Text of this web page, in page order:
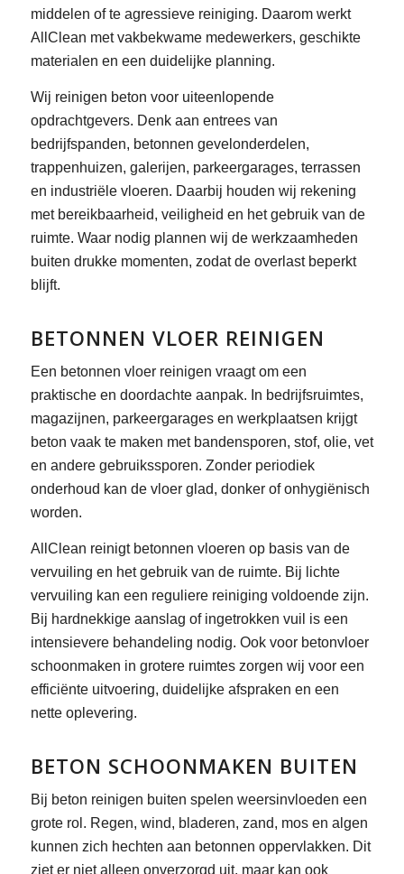
middelen of te agressieve reiniging. Daarom werkt
AllClean met vakbekwame medewerkers, geschikte
materialen en een duidelijke planning.
Wij reinigen beton voor uiteenlopende
opdrachtgevers. Denk aan entrees van
bedrijfspanden, betonnen gevelonderdelen,
trappenhuizen, galerijen, parkeergarages, terrassen
en industriële vloeren. Daarbij houden wij rekening
met bereikbaarheid, veiligheid en het gebruik van de
ruimte. Waar nodig plannen wij de werkzaamheden
buiten drukke momenten, zodat de overlast beperkt
blijft.
BETONNEN VLOER REINIGEN
Een betonnen vloer reinigen vraagt om een
praktische en doordachte aanpak. In bedrijfsruimtes,
magazijnen, parkeergarages en werkplaatsen krijgt
beton vaak te maken met bandensporen, stof, olie, vet
en andere gebruikssporen. Zonder periodiek
onderhoud kan de vloer glad, donker of onhygiënisch
worden.
AllClean reinigt betonnen vloeren op basis van de
vervuiling en het gebruik van de ruimte. Bij lichte
vervuiling kan een reguliere reiniging voldoende zijn.
Bij hardnekkige aanslag of ingetrokken vuil is een
intensievere behandeling nodig. Ook voor betonvloer
schoonmaken in grotere ruimtes zorgen wij voor een
efficiënte uitvoering, duidelijke afspraken en een
nette oplevering.
BETON SCHOONMAKEN BUITEN
Bij beton reinigen buiten spelen weersinvloeden een
grote rol. Regen, wind, bladeren, zand, mos en algen
kunnen zich hechten aan betonnen oppervlakken. Dit
ziet er niet alleen onverzorgd uit, maar kan ook